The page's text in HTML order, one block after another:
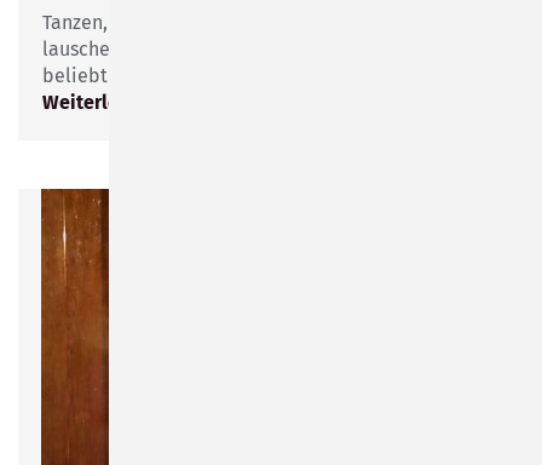
Tanzen, Schwofen und in geselliger Runde der Musik
lauschen. Das kann man einmal im Monat beim
beliebten Tanztee in der Wolke 14 erleben.
Weiterlesen